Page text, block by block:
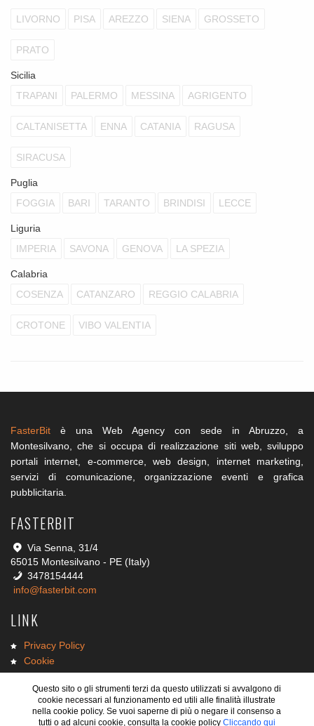
LIVORNO PISA AREZZO SIENA GROSSETO
PRATO
Sicilia
TRAPANI
PALERMO MESSINA AGRIGENTO
CALTANISETTA ENNA CATANIA RAGUSA
SIRACUSA
Puglia
FOGGIA
BARI TARANTO BRINDISI LECCE
Liguria
IMPERIA
SAVONA GENOVA LA SPEZIA
Calabria
COSENZA
CATANZARO REGGIO CALABRIA
CROTONE VIBO VALENTIA
FasterBit è una Web Agency con sede in Abruzzo, a
Montesilvano, che si occupa di realizzazione siti web, sviluppo
portali internet, e-commerce, web design, internet marketing,
servizi di comunicazione, organizzazione eventi e grafica
pubblicitaria.
FASTERBIT
Via Senna, 31/4
65015 Montesilvano - PE (Italy)
3478154444
info@fasterbit.com
LINK
Privacy Policy
Cookie
Lavora con noi
Diventa FB Point
Questo sito o gli strumenti terzi da questo utilizzati si avvalgono di
cookie necessari al funzionamento ed utili alle finalità illustrate
nella cookie policy. Se vuoi saperne di più o negare il consenso a
tutti o ad alcuni cookie, consulta la cookie policy Cliccando qui